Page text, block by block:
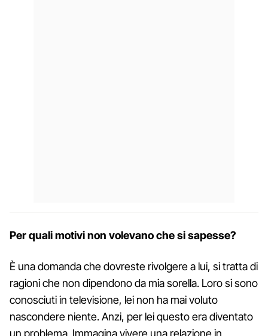
Per quali motivi non volevano che si sapesse?
È una domanda che dovreste rivolgere a lui, si tratta di
ragioni che non dipendono da mia sorella. Loro si sono
conosciuti in televisione, lei non ha mai voluto
nascondere niente. Anzi, per lei questo era diventato
un problema. Immagina vivere una relazione in